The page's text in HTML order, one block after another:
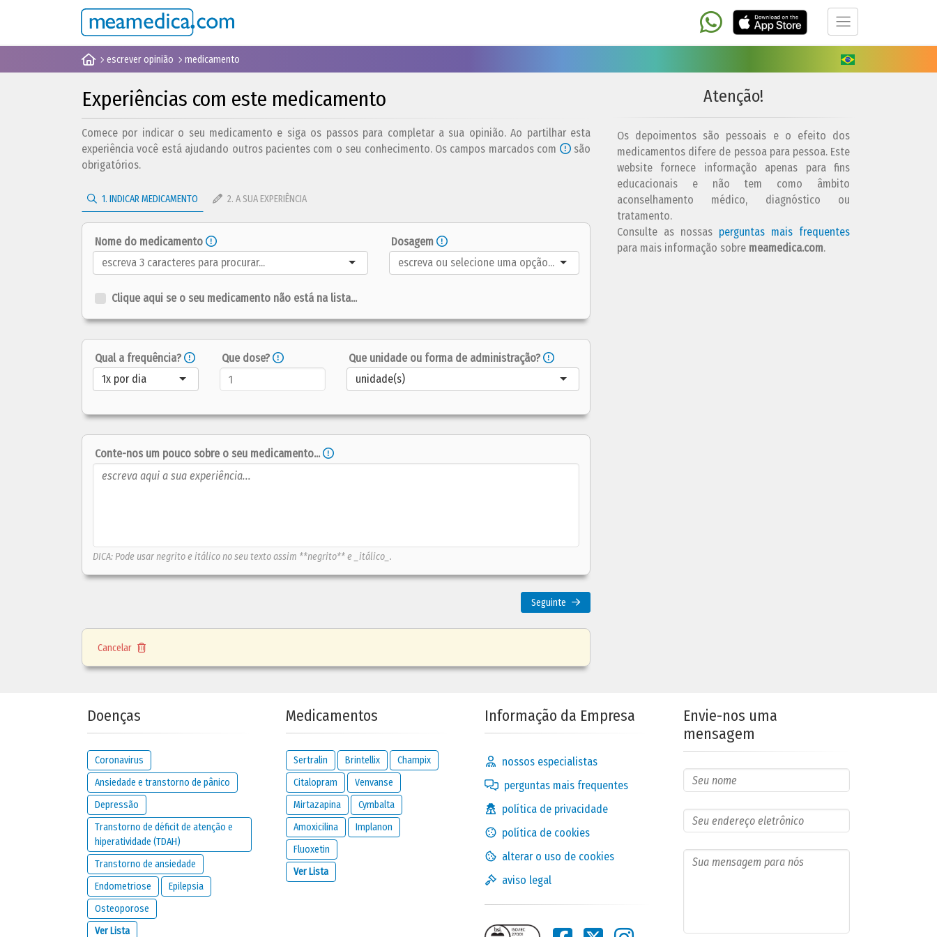
escrever opinião medicamento
Experiências com este medicamento
Comece por indicar o seu medicamento e siga os passos para completar a sua opinião. Ao partilhar esta
experiência você está ajudando outros pacientes com o seu conhecimento. Os campos marcados com
são
obrigatórios.
1. INDICAR MEDICAMENTO 2. A SUA EXPERIÊNCIA
Nome do medicamento Dosagem
Clique aqui se o seu medicamento não está na lista...
Qual a frequência?
1x por dia
Que dose?
Que unidade ou forma de administração?
unidade(s)
Conte-nos um pouco sobre o seu medicamento...
DICA: Pode usar negrito e itálico no seu texto assim **negrito** e _itálico_.
Seguinte
eficaz
Escolha esta opção se não souber...
Observaefeitos colaterais?
sem
resposta
não,
sim,
Escolha esta opção se não souber...
Quãograves
Cancelar
Atenção!
Os depoimentos são pessoais e o efeito dos
medicamentos difere de pessoa para pessoa. Este
website fornece informação apenas para fins
educacionais e não tem como âmbito
aconselhamento médico, diagnóstico ou
tratamento.
Consulte as nossas perguntas mais frequentes
para mais informação sobre meamedica.com.
Doenças
Coronavirus
Ansiedade e transtorno de pânico
Depressão
Transtorno de déficit de atenção e
hiperatividade (TDAH)
Transtorno de ansiedade
Endometriose
Epilepsia
Osteoporose
Ver Lista
Medicamentos
Sertralin Brintellix
Champix
Citalopram
Venvanse
Mirtazapina
Cymbalta
Amoxicilina
Implanon
Fluoxetin
Ver Lista
Informação da Empresa
nossos especialistas
perguntas mais frequentes
política de privacidade
política de cookies
alterar o uso de cookies
aviso legal
Envie-nos uma
mensagem